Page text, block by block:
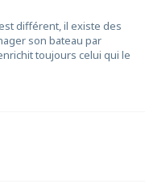
différent, il existe des
son bateau par
toujours celui qui le